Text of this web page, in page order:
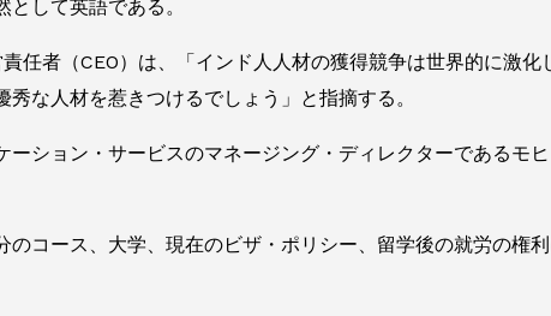
して英語である。
任者（CEO）は、「インド人人材の獲得競争は世界的に激
な人材を惹きつけるでしょう」と指摘する。
ション・サービスのマネージング・ディレクターであるモ
のコース、大学、現在のビザ・ポリシー、留学後の就労の権